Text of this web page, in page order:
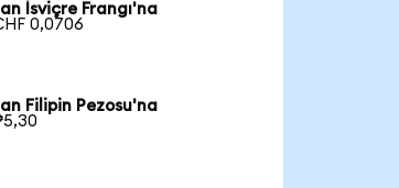
İsviçre Frangı'na
0,0706
Filipin Pezosu'na